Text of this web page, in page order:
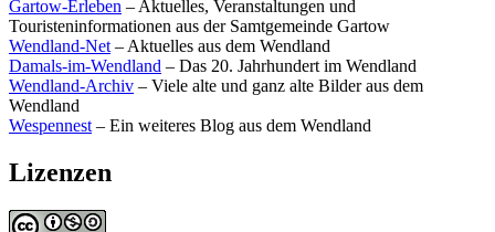
Gartow-Erleben – Aktuelles, Veranstaltungen und
Touristeninformationen aus der Samtgemeinde Gartow
Wendland-Net – Aktuelles aus dem Wendland
Damals-im-Wendland – Das 20. Jahrhundert im Wendland
Wendland-Archiv – Viele alte und ganz alte Bilder aus dem
Wendland
Wespennest – Ein weiteres Blog aus dem Wendland
Lizenzen